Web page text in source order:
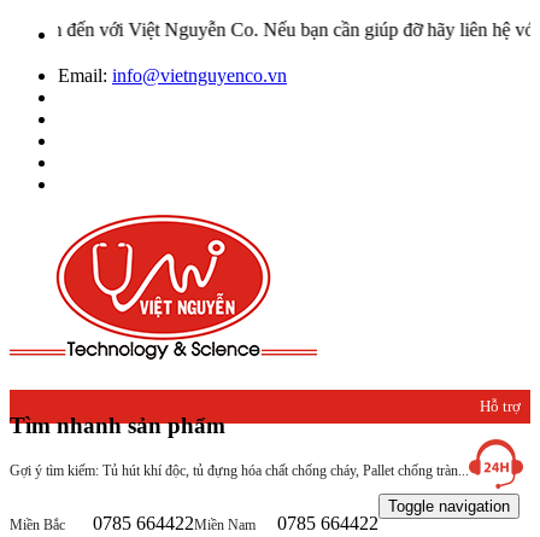
với Việt Nguyễn Co. Nếu bạn cần giúp đỡ hãy liên hệ với chúng
Email: info@vietnguyenco.vn
Tìm nhanh sản phẩm
Gợi ý tìm kiếm: Tủ hút khí độc, tủ đựng hóa chất chống cháy, Pallet chống tràn...
Hỗ trợ
khách
hàng
Miền Bắc 0785 664422Miền Nam 0785 664422
Toggle navigation